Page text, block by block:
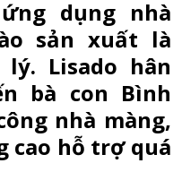
dụng nhà
sản xuất là
Lisado hân
bà con Bình
nhà màng,
cao hỗ trợ quá